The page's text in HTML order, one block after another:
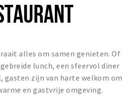
alles om samen genieten. Of
lunch, een sfeervol diner
gasten zijn van harte welkom om
en gastvrije omgeving.